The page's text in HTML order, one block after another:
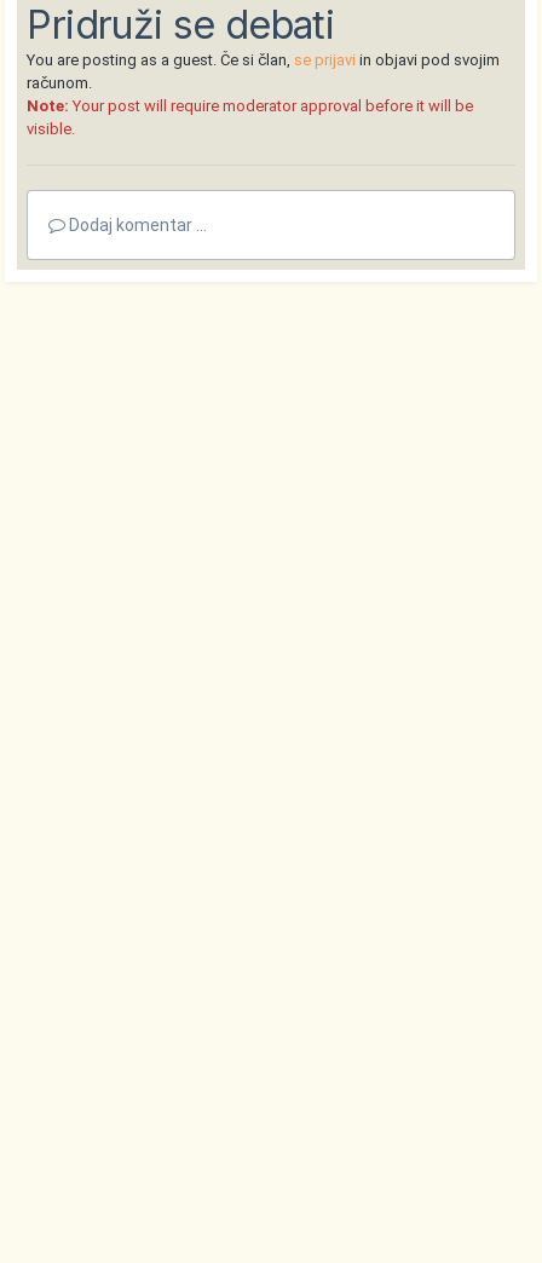
Pridruži se debati
You are posting as a guest. Če si član, se prijavi in objavi pod svojim
računom.
Note: Your post will require moderator approval before it will be
visible.
Dodaj komentar ...